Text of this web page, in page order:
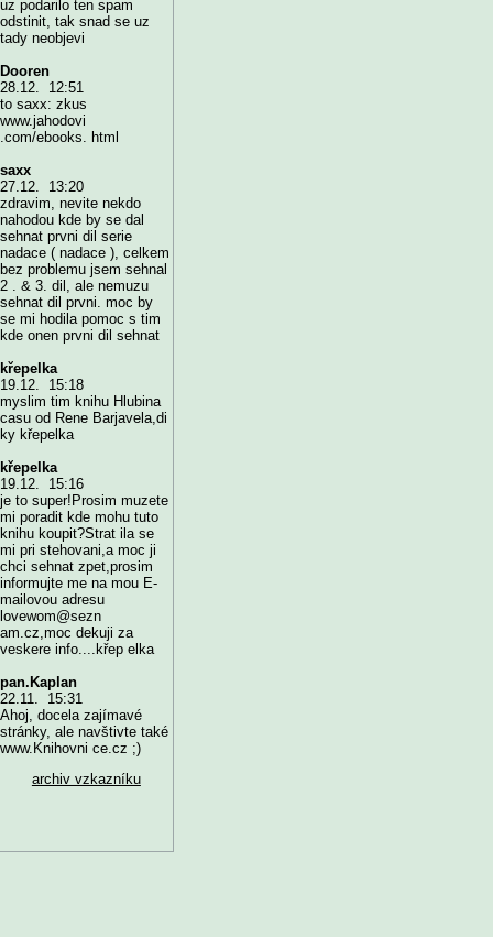
uz podarilo ten spam
odstinit, tak snad se uz
tady neobjevi
Dooren
28.12. 12:51
to saxx: zkus
www.jahodovi
.com/ebooks. html
saxx
27.12. 13:20
zdravim, nevite nekdo
nahodou kde by se dal
sehnat prvni dil serie
nadace ( nadace ), celkem
bez problemu jsem sehnal
2 . & 3. dil, ale nemuzu
sehnat dil prvni. moc by
se mi hodila pomoc s tim
kde onen prvni dil sehnat
křepelka
19.12. 15:18
myslim tim knihu Hlubina
casu od Rene Barjavela,di
ky křepelka
křepelka
19.12. 15:16
je to super!Prosim muzete
mi poradit kde mohu tuto
knihu koupit?Strat ila se
mi pri stehovani,a moc ji
chci sehnat zpet,prosim
informujte me na mou E-
mailovou adresu
lovewom@sezn
am.cz,moc dekuji za
veskere info....křep elka
pan.Kaplan
22.11. 15:31
Ahoj, docela zajímavé
stránky, ale navštivte také
www.Knihovni ce.cz ;)
archiv vzkazníku